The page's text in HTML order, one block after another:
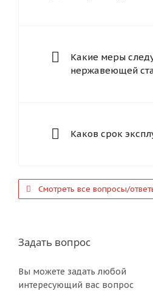
Какие меры
нержавеющей
Каков срок
Смотреть все вопросы/
Задать вопрос
Вы можете задать любой
интересующий вас вопрос